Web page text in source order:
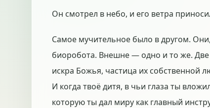
Он смотрел в небо, и его ветра
Самое мучительное было в другом.
биоробота. Внешне — одно и то же. Две
искра Божья, частица их собственной
И когда твоё дитя, в чьи глаза ты
которую ты дал миру как главный